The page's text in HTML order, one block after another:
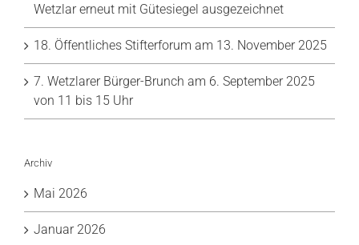
Wetzlar erneut mit Gütesiegel ausgezeichnet
18. Öffentliches Stifterforum am 13. November 2025
7. Wetzlarer Bürger-Brunch am 6. September 2025
von 11 bis 15 Uhr
Archiv
Mai 2026
Januar 2026